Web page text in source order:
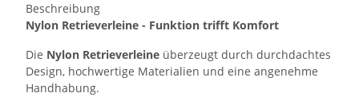
Beschreibung
Nylon Retrieverleine - Funktion trifft Komfort
Die Nylon Retrieverleine überzeugt durch durchdachtes
Design, hochwertige Materialien und eine angenehme
Handhabung.